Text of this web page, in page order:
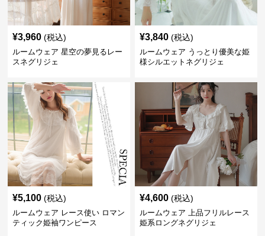
¥3,960 (税込)
ルームウェア 星空の夢見るレー
スネグリジェ
¥3,840 (税込)
ルームウェア うっとり優美な姫
様シルエットネグリジェ
¥5,100 (税込)
ルームウェア レース使い ロマン
ティック姫袖ワンピース
¥4,600 (税込)
ルームウェア 上品フリルレース
姫系ロングネグリジェ